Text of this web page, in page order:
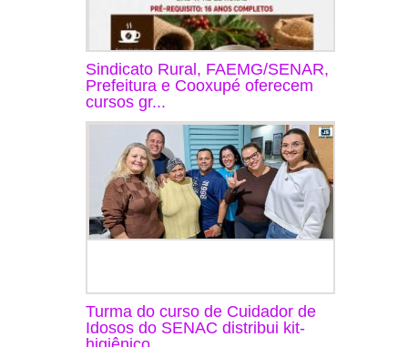
Sindicato Rural, FAEMG/SENAR,
Prefeitura e Cooxupé oferecem
cursos gr...
Turma do curso de Cuidador de
Idosos do SENAC distribui kit-